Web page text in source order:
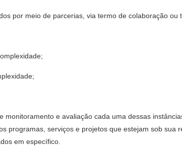
por meio de parcerias, via termo de colaboração
monitoramento e avaliação cada uma dessas
programas, serviços e projetos que estejam sob sua
em específico.